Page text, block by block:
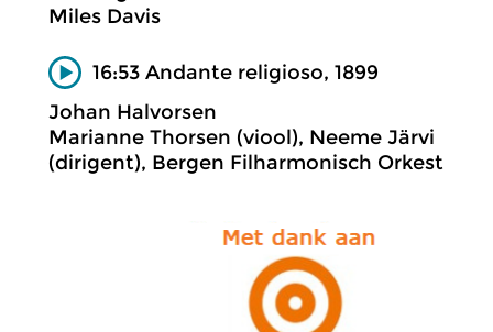
Miles Davis
16:53 Andante religioso, 1899
Johan Halvorsen
Marianne Thorsen (viool), Neeme Järvi
(dirigent), Bergen Filharmonisch Orkest